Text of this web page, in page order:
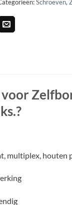
Schroeven,
multiplex, houten